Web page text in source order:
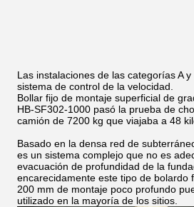
Las instalaciones de las categorías A
sistema de control de la velocidad.
Bollar fijo de montaje superficial de
HB-SF302-1000 pasó la prueba de
camión de 7200 kg que viajaba a 48
Basado en la densa red de
es un sistema complejo que no es
evacuación de profundidad de la
encarecidamente este tipo de bolardo
200 mm de montaje poco profundo
utilizado en la mayoría de los sitios.